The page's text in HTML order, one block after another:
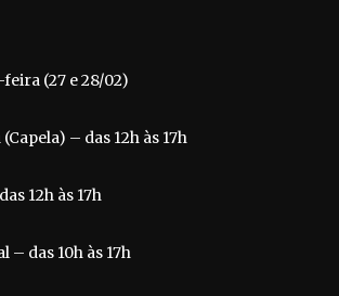
(27 e 28/02)
– das 12h às 17h
12h às 17h
– das 10h às 17h